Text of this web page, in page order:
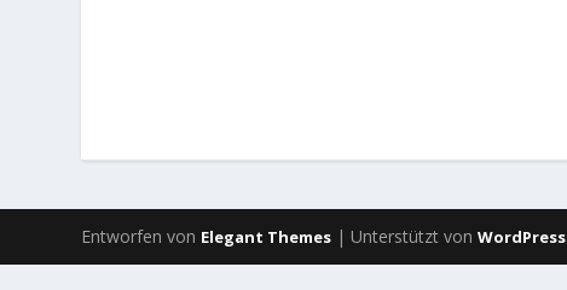
Entworfen von Elegant Themes | Unterstützt vonWordPress